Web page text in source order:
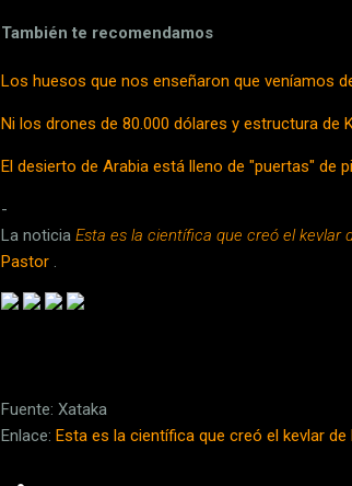
También te recomendamos
Los huesos que nos enseñaron que veníamos
Ni los drones de 80.000 dólares y estructura de
El desierto de Arabia está lleno de "puertas" de
-
La noticia Esta es la científica que creó el kevlar
Pastor .
Fuente: Xataka
Enlace: Esta es la científica que creó el kevlar